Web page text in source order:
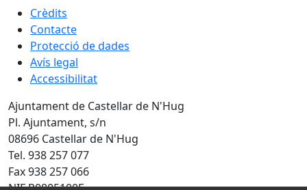
Crèdits
Contacte
Protecció de dades
Avís legal
Accessibilitat
Ajuntament de Castellar de N'Hug
Pl. Ajuntament, s/n
08696 Castellar de N'Hug
Tel. 938 257 077
Fax 938 257 066